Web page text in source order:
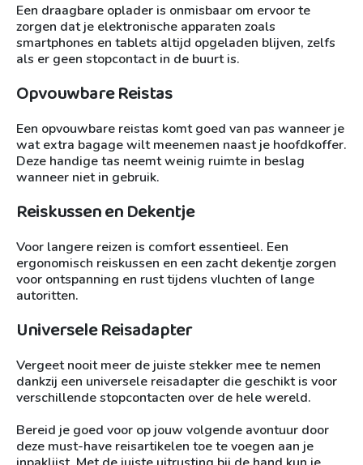
Een draagbare oplader is onmisbaar om ervoor te
zorgen dat je elektronische apparaten zoals
smartphones en tablets altijd opgeladen blijven, zelfs
als er geen stopcontact in de buurt is.
Opvouwbare Reistas
Een opvouwbare reistas komt goed van pas wanneer je
wat extra bagage wilt meenemen naast je hoofdkoffer.
Deze handige tas neemt weinig ruimte in beslag
wanneer niet in gebruik.
Reiskussen en Dekentje
Voor langere reizen is comfort essentieel. Een
ergonomisch reiskussen en een zacht dekentje zorgen
voor ontspanning en rust tijdens vluchten of lange
autoritten.
Universele Reisadapter
Vergeet nooit meer de juiste stekker mee te nemen
dankzij een universele reisadapter die geschikt is voor
verschillende stopcontacten over de hele wereld.
Bereid je goed voor op jouw volgende avontuur door
deze must-have reisartikelen toe te voegen aan je